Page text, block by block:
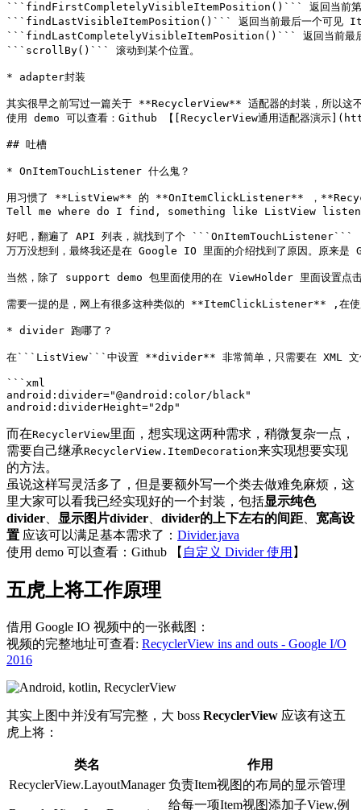
```findFirstCompletelyVisibleItemPosition()``` 返回当前
```findLastVisibleItemPosition()``` 返回当前最后一个可
```findLastCompletelyVisibleItemPosition()``` 返回当前
```scrollBy()``` 滚动到某个位置。
* adapter封装
其实很早之前写过一篇关于 **RecyclerView** 适配器的封装，
使用 demo 可以查看：Github 【[RecyclerView通用适配器
## 吐槽
* OnItemTouchListener 什么鬼？
用习惯了 **ListView** 的 **OnItemClickListener** ，
Tell me where do I find, something like ListView
好吧，翻遍了 API 列表，就找到了个 ```OnItemTouchListener```
万万没想到，最终我还是在 Google IO 里面的介绍找到了原因。
当然，除了 support demo 包里面使用的在 ViewHolder 里
需要一提的是，网上有很多这种类似的 **ItemClickListener** ,在
* divider 跑哪了？
在```ListView```中设置 **divider** 非常简单，只需要在 XML 文
```xml
android:divider="@android:color/black"
而在RecyclerView里面，想实现这两种需求，稍微复杂一点，
需要自己继承RecyclerView.ItemDecoration来实现想要实现
的方法。
虽说这样写灵活多了，但是要额外写一个类去做难免麻烦，这
里大家可以看我已经实现好的一个封装，包括显示纯色
divider
显示图片divider divider的上下左右的间距
宽高设
置 应该可以满足基本需求了： Divider.java
使用 demo 可以查看：Github 【 自定义 Divider 使用 】
五虎上将工作原理
借用 Google IO 视频中的一张截图：
视频的完整地址可查看: RecyclerView ins and outs - Google I/O
2016
其实上图中并没有写完整，大 boss RecyclerView 应该有这五
虎上将：
类名
作用
RecyclerView.LayoutManager 负责Item视图的布局的显示管理
给每一项Item视图添加子View,例